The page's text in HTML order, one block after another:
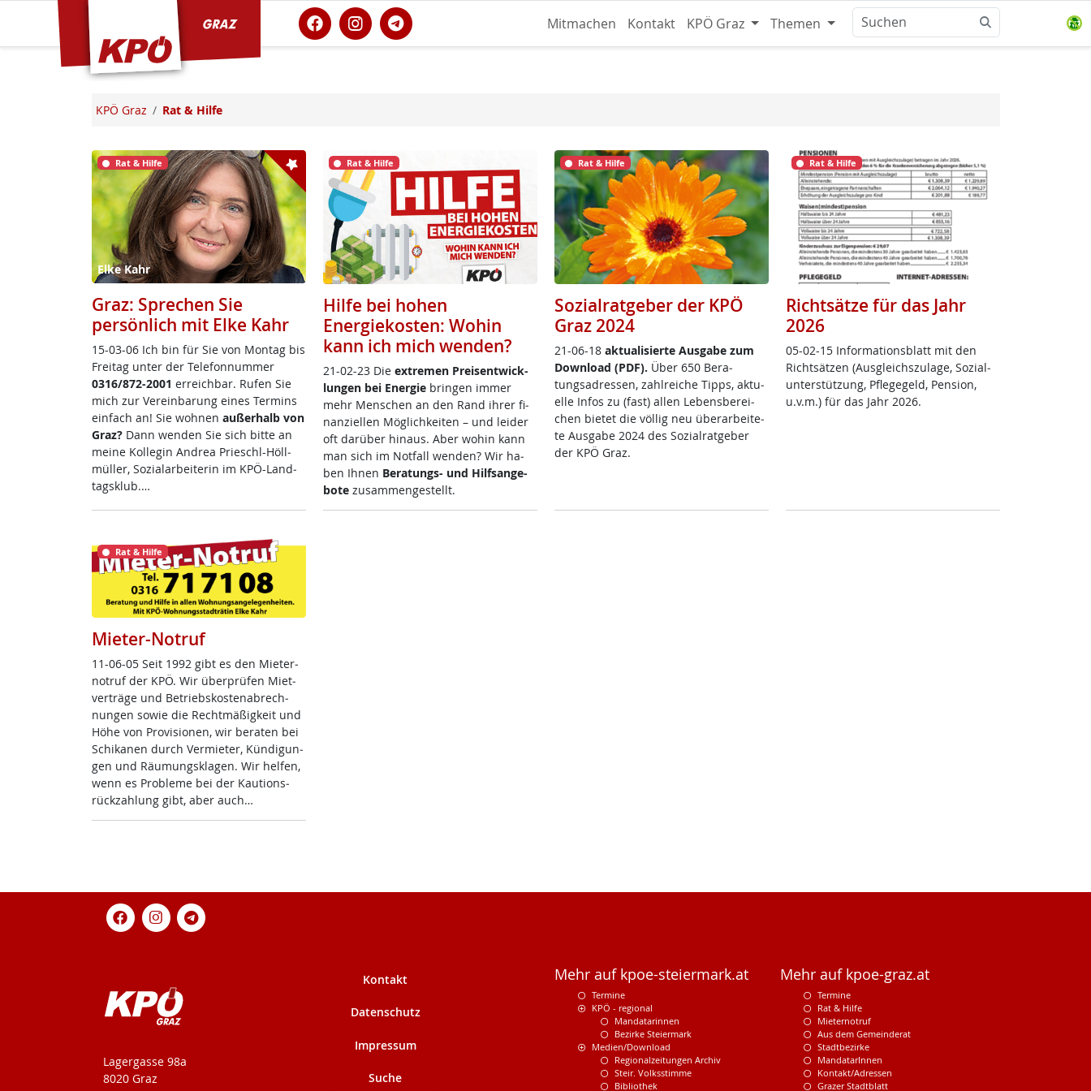
Mitmachen Kontakt KPÖ Graz Themen
KPÖ Graz Rat & Hilfe
Rat & Hilfe
Elke Kahr
Graz: Sprechen Sie
persönlich mit Elke Kahr
15-03-06 Ich bin für Sie von Mon­tag bis
Frei­tag un­ter der Te­le­fon­num­mer
0316/872-2001 er­reich­bar. Ru­fen Sie
mich zur Ve­r­ein­ba­rung ei­nes Ter­mins
ein­fach an! Sie woh­nen au­ßer­halb von
Graz?Dann wen­den Sie sich bit­te an
mei­ne Kol­le­gin And­rea Prie­schl-Höll­
mül­ler, So­zial­ar­bei­te­rin im KPÖ-Land­
tags­klub.…
Rat & Hilfe
Hilfe bei hohen
Energiekosten: Wohin
kann ich mich wenden?
21-02-23 Die ex­t­re­men Preis­ent­wick­
lun­gen bei En­er­giebrin­gen im­mer
mehr Men­schen an den Rand ih­rer fi­
nan­zi­el­len Mög­lich­kei­ten – und lei­der
oft dar­über hin­aus. Aber wo­hin kann
man sich im Not­fall wen­den? Wir ha­
ben Ih­nen Be­ra­tungs- und Hilf­s­an­ge­
bo­te zu­sam­men­ge­s­tellt.
Rat & Hilfe
Sozialratgeber der KPÖ
Graz 2024
21-06-18 ak­tua­li­sier­te Aus­ga­be zum
Down­load (PDF). Über 650 Be­ra­
tungsadres­sen, zahl­rei­che Tipps, ak­tu­
el­le In­fos zu (fast) al­len Le­bens­be­rei­
chen bie­tet die völ­lig neu über­ar­bei­te­
te Aus­ga­be 2024 des So­zial­rat­ge­ber
der KPÖ Graz.
Rat & Hilfe
Richtsätze für das Jahr
2026
05-02-15 In­for­ma­ti­ons­blatt mit den
Richt­sät­zen (Aus­g­leichs­zu­la­ge, So­zial­
un­ter­stüt­zung, Pf­le­ge­geld, Pen­si­on,
u.v.m.) für das Jahr 2026.
Rat & Hilfe
Mieter-Notruf
11-06-05 Seit 1992 gibt es den Mie­ter­
no­t­ruf der KPÖ. Wir über­prü­fen Miet­
ver­trä­ge und Be­triebs­kos­ten­ab­rech­
nun­gen so­wie die Recht­mä­ß­ig­keit und
Höhe von Pro­vi­sio­nen, wir be­ra­ten bei
Schi­ka­nen durch Ver­mie­ter, Kün­di­gun­
gen und Räu­mungs­kla­gen. Wir hel­fen,
wenn es Pro­b­le­me bei der Kau­ti­ons­
rück­zah­lung gibt, aber auch…
KPÖ-Steiermark
Lagergasse 98a
8020 Graz
Kontakt
Datenschutz
Impressum
Suche
Mehr auf kpoe-steiermark.at
Termine
KPÖ - regional
Mandatarinnen
Bezirke Steiermark
Medien/Download
Regionalzeitungen Archiv
Steir. Volksstimme
Bibliothek
Mehr auf kpoe-graz.at
Termine
Rat & Hilfe
Mieternotruf
Aus dem Gemeinderat
Stadtbezirke
MandatarInnen
Kontakt/Adressen
Grazer Stadtblatt